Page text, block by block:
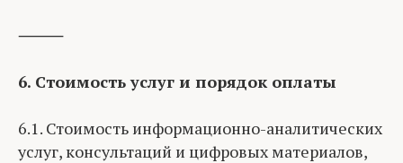
⸻
6. Стоимость услуг и порядок оплаты
6.1. Стоимость информационно-аналитических
услуг, консультаций и цифровых материалов,